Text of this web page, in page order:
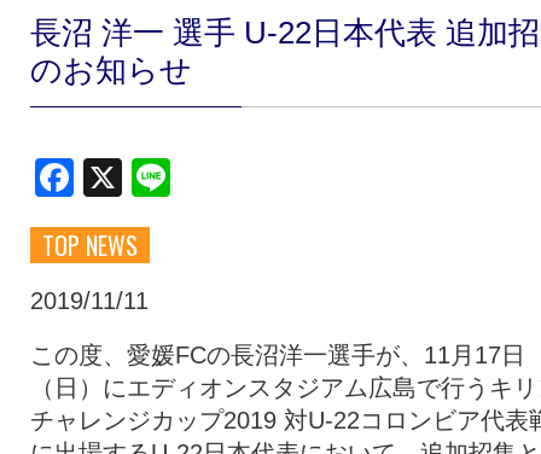
試合日程・結果
スクール
トップチーム アカデミー
長沼 洋一 選手 U-22日本代表 追加
のお知らせ
Facebook
X
TOP NEWS
2019/11/11
この度、愛媛FCの長沼洋一選手が、11月17日
（日）にエディオンスタジアム広島で行うキ
チャレンジカップ2019 対U-22コロンビア代表